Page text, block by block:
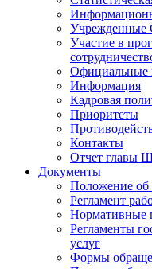
Участие в
Официальные
Информация
Кадровая
Приоритеты
Контакты
Отчет главы
Документы
Положение об
Регламент
Нормативные
Регламенты
услуг
Формы